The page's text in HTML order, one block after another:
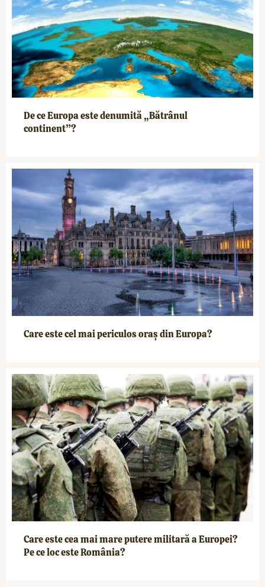
De ce Europa este denumită „Bătrânul
continent”?
Care este cel mai periculos oraș din Europa?
Care este cea mai mare putere militară a Europei?
Pe ce loc este România?